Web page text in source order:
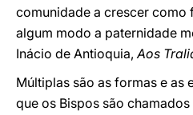
comunidade a crescer como
algum modo a paternidade
Inácio de Antioquia,Aos
Múltiplas são as formas e as
que os Bispos são